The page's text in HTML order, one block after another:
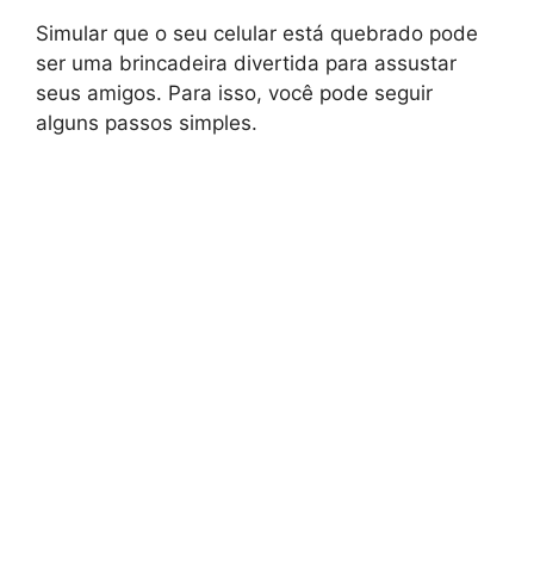
Simular que o seu celular está quebrado pode
ser uma brincadeira divertida para assustar
seus amigos. Para isso, você pode seguir
alguns passos simples.